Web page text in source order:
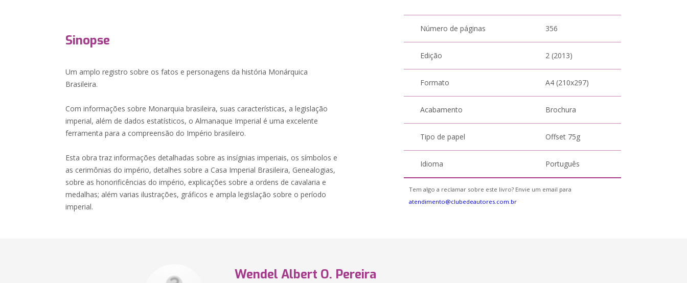
Sinopse
Um amplo registro sobre os fatos e personagens da história Monárquica
Brasileira.
Com informações sobre Monarquia brasileira, suas características, a legislação
imperial, além de dados estatísticos, o Almanaque Imperial é uma excelente
ferramenta para a compreensão do Império brasileiro.
Esta obra traz informações detalhadas sobre as insígnias imperiais, os símbolos e
as cerimônias do império, detalhes sobre a Casa Imperial Brasileira, Genealogias,
sobre as honorificências do império, explicações sobre a ordens de cavalaria e
medalhas; além varias ilustrações, gráficos e ampla legislação sobre o período
imperial.
Número de páginas 356
Edição 2 (2013)
Formato A4 (210x297)
Acabamento Brochura
Tipo de papel Offset 75g
Idioma Português
Tem algo a reclamar sobre este livro? Envie um email para
atendimento@clubedeautores.com.br
Wendel Albert O. Pereira